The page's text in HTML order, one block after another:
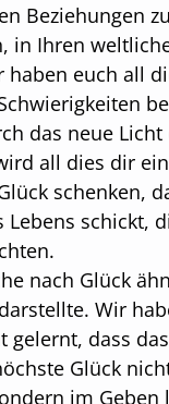
Beziehungen
in Ihren
haben euch all
das neue
all dies dir
schenken,
Lebens schickt,
nach Glück
Wir
gelernt, dass
Glück
im